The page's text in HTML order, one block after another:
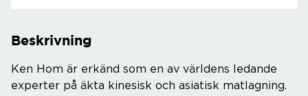
Beskrivning
Ken Hom är erkänd som en av världens ledande
experter på äkta kinesisk och asiatisk matlagning.